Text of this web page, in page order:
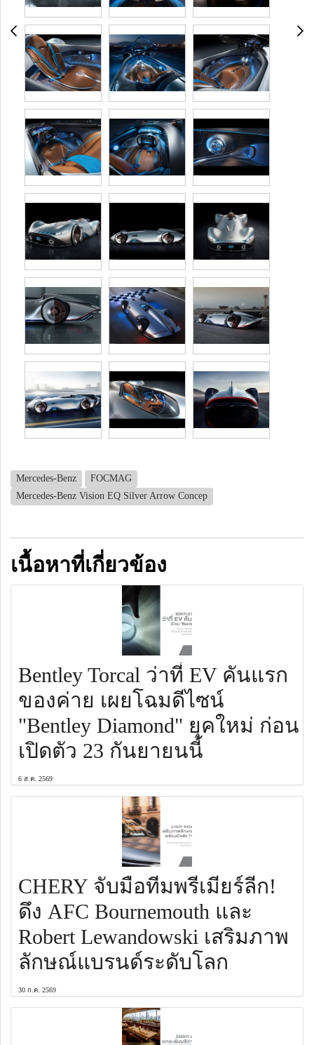
Mercedes-Benz
FOCMAG
Mercedes-Benz Vision EQ Silver Arrow Concep
เนื้อหาที่เกี่ยวข้อง
Bentley Torcal ว่าที่ EV คันแรก
ของค่าย เผยโฉมดีไซน์
"Bentley Diamond" ยุคใหม่ ก่อน
เปิดตัว 23 กันยายนนี้
6 ส.ค. 2569
CHERY จับมือทีมพรีเมียร์ลีก!
ดึง AFC Bournemouth และ
Robert Lewandowski เสริมภาพ
ลักษณ์แบรนด์ระดับโลก
30 ก.ค. 2569